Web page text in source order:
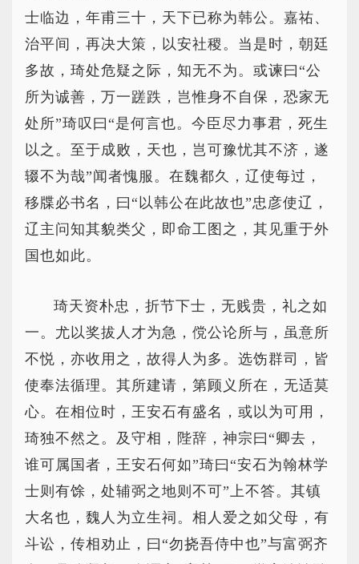
士临边，年甫三十，天下已称为韩公。嘉祐、
治平间，再决大策，以安社稷。当是时，朝廷
多故，琦处危疑之际，知无不为。或谏曰“公
所为诚善，万一蹉跌，岂惟身不自保，恐家无
处所”琦叹曰“是何言也。今臣尽力事君，死生
以之。至于成败，天也，岂可豫忧其不济，遂
辍不为哉”闻者愧服。在魏都久，辽使每过，
移牒必书名，曰“以韩公在此故也”忠彦使辽，
辽主问知其貌类父，即命工图之，其见重于外
国也如此。
琦天资朴忠，折节下士，无贱贵，礼之如
一。尤以奖拔人才为急，傥公论所与，虽意所
不悦，亦收用之，故得人为多。选饬群司，皆
使奉法循理。其所建请，第顾义所在，无适莫
心。在相位时，王安石有盛名，或以为可用，
琦独不然之。及守相，陛辞，神宗曰“卿去，
谁可属国者，王安石何如”琦曰“安石为翰林学
士则有馀，处辅弼之地则不可”上不答。其镇
大名也，魏人为立生祠。相人爱之如父母，有
斗讼，传相劝止，曰“勿挠吾侍中也”与富弼齐